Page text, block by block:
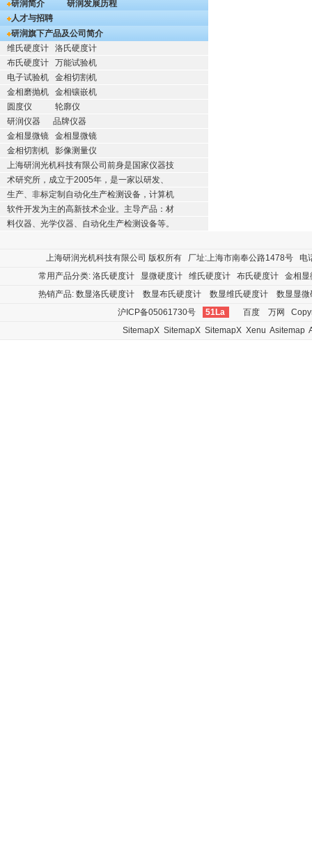
研润简介
研润发展历程
人才与招聘
研润旗下产品及公司简介
维氏硬度计
洛氏硬度计
布氏硬度计
万能试验机
电子试验机
金相切割机
金相磨抛机
金相镶嵌机
圆度仪
轮廓仪
研润仪器
品牌仪器
金相显微镜
金相显微镜
金相切割机
影像测量仪
上海研润光机科技有限公司前身是国家仪器技
术研究所，成立于2005年，是一家以研发、
生产、非标定制自动化生产检测设备，计算机
软件开发为主的高新技术企业。主导产品：材
料仪器、光学仪器、自动化生产检测设备等。
上海研润光机科技有限公司 版权所有 厂址:上海市南奉公路1478号
常用产品分类: 洛氏硬度计 显微硬度计 维氏硬度计 布氏硬度计
金相显
热销产品: 数显洛氏硬度计 数显布氏硬度计 数显维氏硬度计
数显显微
沪ICP备05061730号
51La 百度 万网
SitemapX SitemapX SitemapX Xenu Asitemap